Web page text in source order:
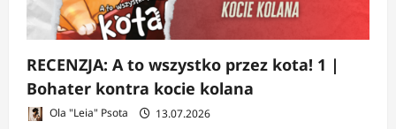
RECENZJA: A to wszystko przez kota! 1 |
Bohater kontra kocie kolana
Ola "Leia" Psota 13.07.2026